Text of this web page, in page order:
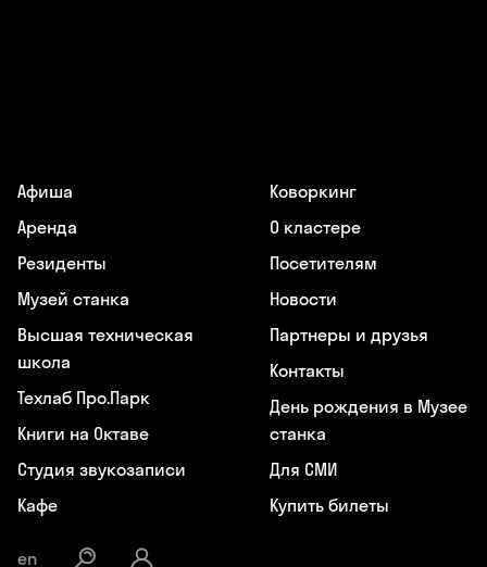
Афиша
Аренда
Резиденты
Музей станка
Высшая техническая
школа
Техлаб Про.Парк
Книги на Октаве
Студия звукозаписи
Кафе
Коворкинг
О кластере
Посетителям
Новости
Партнеры и друзья
Контакты
День рождения в Музее
станка
Для СМИ
Купить билеты
en